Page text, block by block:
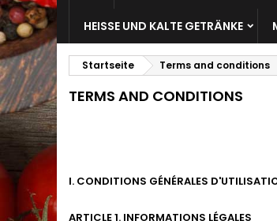
HEISSE UND KALTE GETRÄNKE
Startseite Terms and conditions
TERMS AND CONDITIONS
I. CONDITIONS GÉNÉRALES
ARTICLE 1. INFORMATIONS LÉGALES